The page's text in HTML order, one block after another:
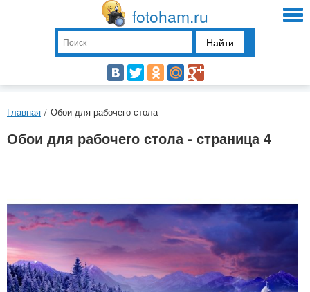
fotoham.ru
Найти
Главная / Обои для рабочего стола
Обои для рабочего стола - страница 4